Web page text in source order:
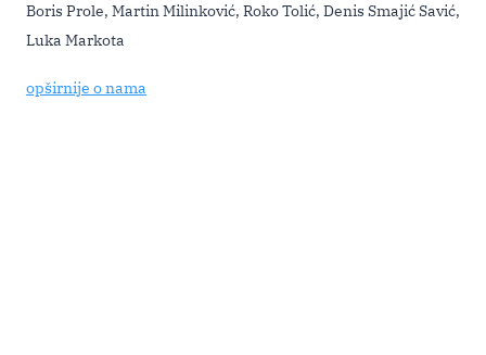
Boris Prole, Martin Milinković, Roko Tolić, Denis Smajić Savić,
Luka Markota
opširnije o nama